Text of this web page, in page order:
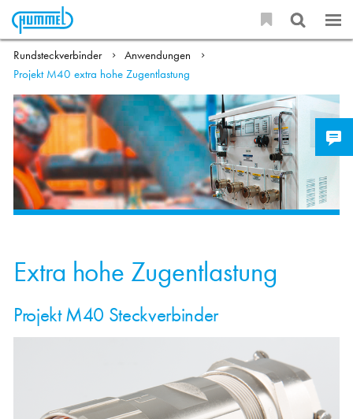
Rundsteckverbinder
Anwendungen
Projekt M40 extra hohe Zugentlastung
Extra hohe Zugentlastung
Projekt M40 Steckverbinder